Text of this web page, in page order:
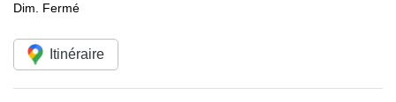
Dim. Fermé
Itinéraire